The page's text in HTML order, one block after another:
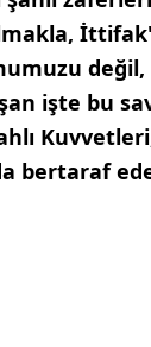
değil,
işte bu
bertaraf